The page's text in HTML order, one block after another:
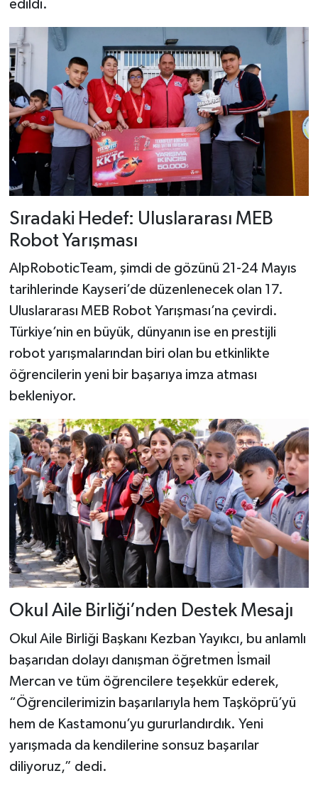
edildi.
Sıradaki Hedef: Uluslararası MEB
Robot Yarışması
AlpRoboticTeam, şimdi de gözünü 21-24 Mayıs
tarihlerinde Kayseri’de düzenlenecek olan 17.
Uluslararası MEB Robot Yarışması’na çevirdi.
Türkiye’nin en büyük, dünyanın ise en prestijli
robot yarışmalarından biri olan bu etkinlikte
öğrencilerin yeni bir başarıya imza atması
bekleniyor.
Okul Aile Birliği’nden Destek Mesajı
Okul Aile Birliği Başkanı Kezban Yayıkcı, bu anlamlı
başarıdan dolayı danışman öğretmen İsmail
Mercan ve tüm öğrencilere teşekkür ederek,
“Öğrencilerimizin başarılarıyla hem Taşköprü’yü
hem de Kastamonu’yu gururlandırdık. Yeni
yarışmada da kendilerine sonsuz başarılar
diliyoruz,” dedi.